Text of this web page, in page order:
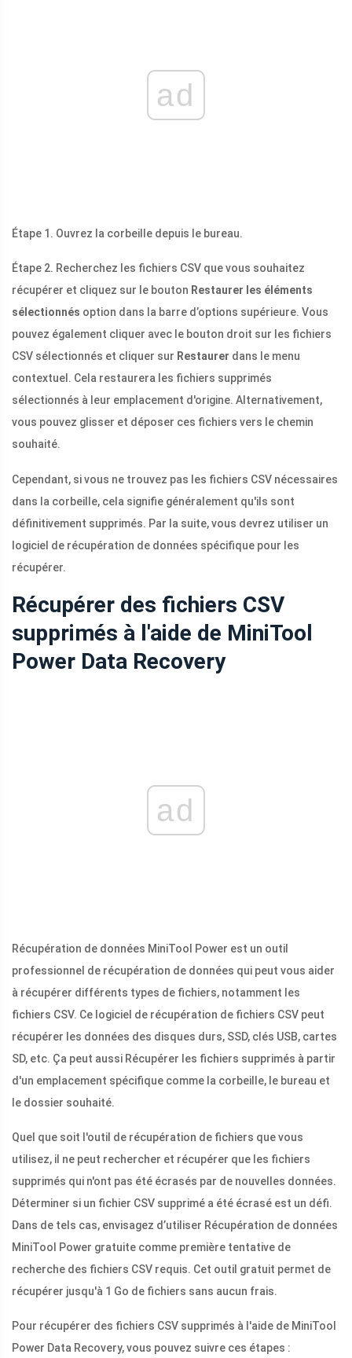
ad
Étape 1. Ouvrez la corbeille depuis le bureau.
Étape 2. Recherchez les fichiers CSV que vous souhaitez
récupérer et cliquez sur le bouton Restaurer les éléments
sélectionnés option dans la barre d’options supérieure. Vous
pouvez également cliquer avec le bouton droit sur les fichiers
CSV sélectionnés et cliquer sur Restaurer dans le menu
contextuel. Cela restaurera les fichiers supprimés
sélectionnés à leur emplacement d'origine. Alternativement,
vous pouvez glisser et déposer ces fichiers vers le chemin
souhaité.
Cependant, si vous ne trouvez pas les fichiers CSV nécessaires
dans la corbeille, cela signifie généralement qu'ils sont
définitivement supprimés. Par la suite, vous devrez utiliser un
logiciel de récupération de données spécifique pour les
récupérer.
Récupérer des fichiers CSV
supprimés à l'aide de MiniTool
Power Data Recovery
ad
Récupération de données MiniTool Power est un outil
professionnel de récupération de données qui peut vous aider
à récupérer différents types de fichiers, notamment les
fichiers CSV. Ce logiciel de récupération de fichiers CSV peut
récupérer les données des disques durs, SSD, clés USB, cartes
SD, etc. Ça peut aussi Récupérer les fichiers supprimés à partir
d'un emplacement spécifique comme la corbeille, le bureau et
le dossier souhaité.
Quel que soit l'outil de récupération de fichiers que vous
utilisez, il ne peut rechercher et récupérer que les fichiers
supprimés qui n'ont pas été écrasés par de nouvelles données.
Déterminer si un fichier CSV supprimé a été écrasé est un défi.
Dans de tels cas, envisagez d’utiliser Récupération de données
MiniTool Power gratuite comme première tentative de
recherche des fichiers CSV requis. Cet outil gratuit permet de
récupérer jusqu'à 1 Go de fichiers sans aucun frais.
Pour récupérer des fichiers CSV supprimés à l'aide de MiniTool
Power Data Recovery, vous pouvez suivre ces étapes :